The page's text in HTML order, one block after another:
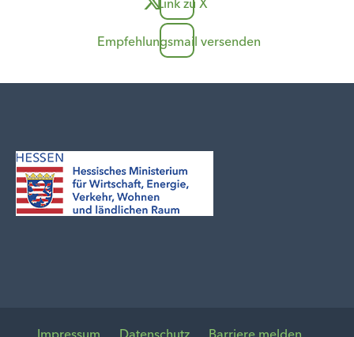
Empfehlungsmail versenden
Impressum Datenschutz Barriere melden